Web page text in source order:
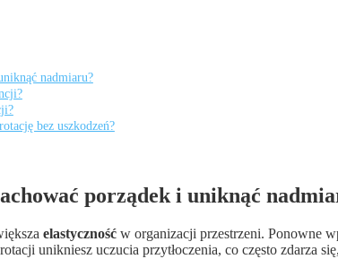
nadmiaru?
bez uszkodzeń?
porządek i uniknąć
elastyczność w organizacji przestrzeni. Ponowne
unikniesz uczucia przytłoczenia, co często zdarza